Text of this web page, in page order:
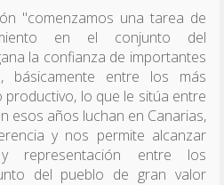
"comenzamos una tarea de
en el conjunto del
la confianza de importantes
básicamente entre los más
lo que le sitúa entre
esos años luchan en Canarias,
y nos permite alcanzar
representación entre los
del pueblo de gran valor